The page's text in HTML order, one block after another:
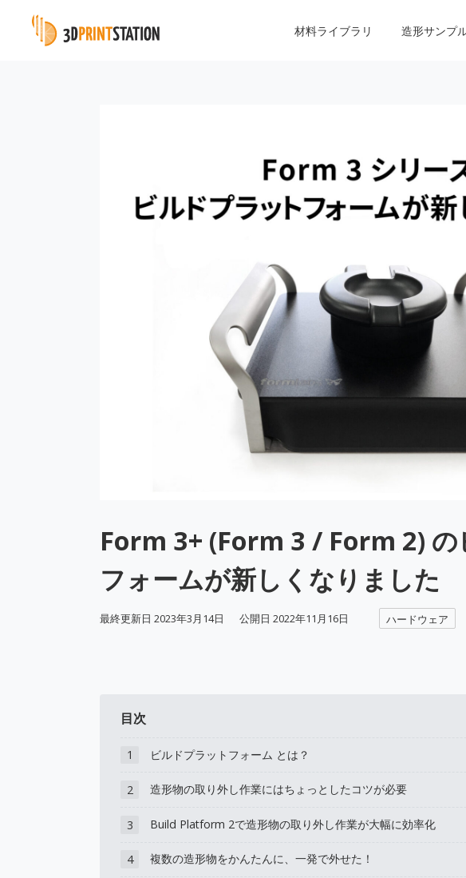
材料ライブラリ 造形サンプ
Form 3+ (Form 3 / Form 2) の
フォームが新しくなりました
最終更新日 2023年3月14日 公開日 2022年11月16日 ハードウェア
目次
1 ビルドプラットフォーム とは？
2 造形物の取り外し作業にはちょっとしたコツが必要
3 Build Platform 2で造形物の取り外し作業が大幅に効率化
4 複数の造形物をかんたんに、一発で外せた！